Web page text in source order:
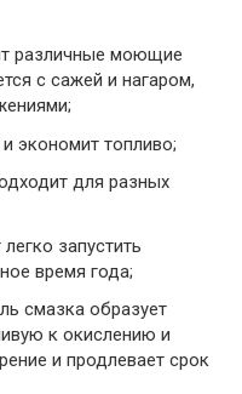
различные моющие
с сажей и нагаром,
экономит топливо;
для разных
запустить
время года;
смазка образует
к окислению и
и продлевает срок